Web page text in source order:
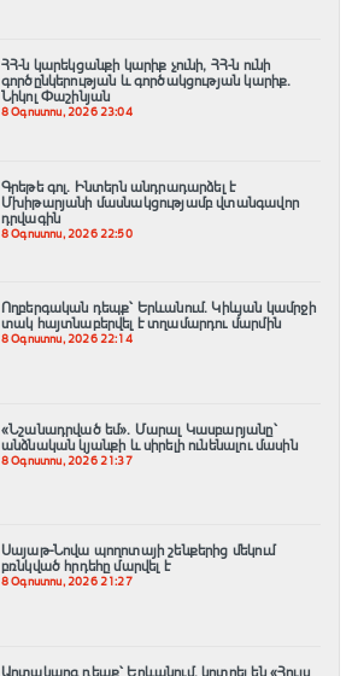
ՀՀ-ն կարեկցանքի կարիք չունի, ՀՀ-ն ունի
գործընկերության և գործակցության կարիք․
Նիկոլ Փաշինյան
8 Օգոստոս, 2026 23:04
Գրեթե գոլ. Ինտերն անդրադարձել է
Մխիթարյանի մասնակցությամբ վտանգավոր
դրվագին
8 Օգոստոս, 2026 22:50
Ողբերգական դեպք՝ Երևանում․ Կիևյան կամրջի
տակ հայտնաբերվել է տղամարդու մարմին
8 Օգոստոս, 2026 22:14
«Նշանադրված եմ». Մարալ Կասբարյանը՝
անձնական կյանքի և սիրելի ունենալու մասին
8 Օգոստոս, 2026 21:37
Սայաթ-Նովա պողոտայի շենքերից մեկում
բռնկված հրդեհը մարվել է
8 Օգոստոս, 2026 21:27
Արտակարգ դեպք՝ Երևանում․ կոտրել են «Հույս